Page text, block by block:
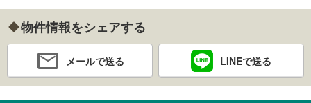
物件情報をシェアする
メールで送る LINEで送る